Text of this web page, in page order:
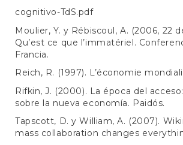
cognitivo-TdS.pdf
Moulier, Y. y Rébiscoul, A. (2006, 22
Qu’est ce que l’immatériel.
Francia.
Reich, R. (1997). L’économie
Rifkin, J. (2000). La época del
sobre la nueva economía. Paidós.
Tapscott, D. y William, A. (2007).
mass collaboration changes